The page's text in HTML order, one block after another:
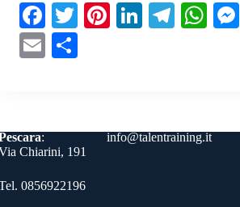
Fa
ce
bo
T
Pi
Li
Te W
E
di
info@talentraining.it
:
Chiarini, 191
0856922196